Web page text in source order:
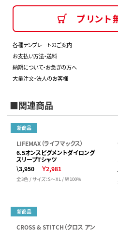
プリント
各種テンプレートのご案内
お支払い方法・送料
納期について・お急ぎの方へ
大量注文・法人のお客様
■関連商品
新商品
LIFEMAX（ライフマックス）
6.5オンスピグメントダイロング
スリーブTシャツ
\3,950
￥2,981
全3色 / サイズ：S～XL / 綿100%
新商品
CROSS & STITCH（クロス アン